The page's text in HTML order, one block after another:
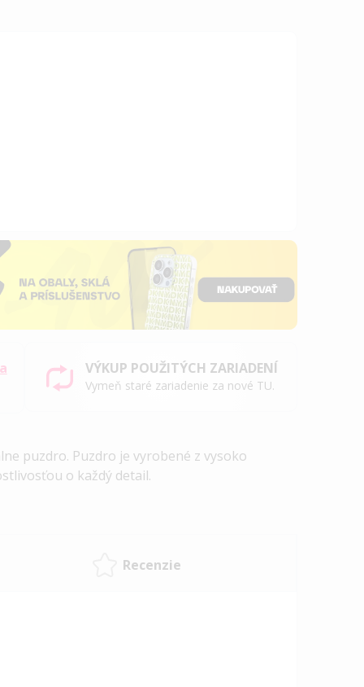
VÝKUP POUŽITÝCH ZARIADENÍ
Vymeň staré zariadenie za nové TU.
puzdro. Puzdro je vyrobené z vysoko
o každý detail.
Recenzie